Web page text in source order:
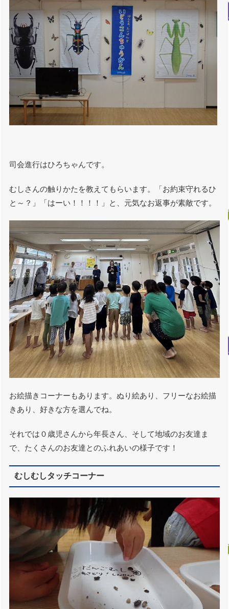
司会進行はひろちゃんです。
むしさんの触りかたを教えてもらいます。「お約束守れるひ
と～？」「はーい！！！！」と、元気なお返事が素敵です。
お絵描きコーナーもあります。ぬり絵あり、フリーなお絵描
きあり、好きな方を選んでね。
それでは０歳児さんから年長さん、そして地域のお友達ま
で、たくさんのお友達とのふれあいの様子です！
むしむしタッチコーナー